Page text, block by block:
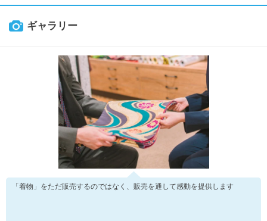
ギャラリー
「着物」をただ販売するのではなく、販売を通して感動を提供します